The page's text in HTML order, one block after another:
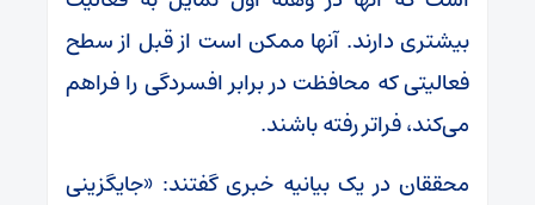
بیشتری دارند. آنها ممکن است از قبل از سطح
فعالیتی که محافظت در برابر افسردگی را فراهم
می‌کند، فراتر رفته باشند.
محققان در یک بیانیه خبری گفتند: «جایگزینی